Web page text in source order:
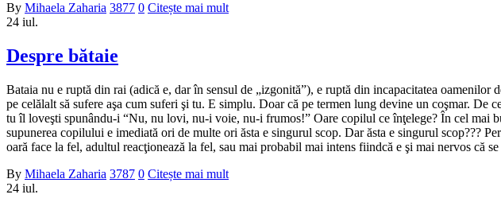
By Mihaela Zaharia 3877 0 Citește mai mult
24 iul.
Despre bătaie
Bataia nu e ruptă din rai (adică e, dar în sensul de „izgonită”), e ruptă din incapacitatea
pe celălalt să sufere aşa cum suferi şi tu. E simplu. Doar că pe termen lung devine un coşmar.
tu îl loveşti spunându-i “Nu, nu lovi, nu-i voie, nu-i frumos!” Oare copilul ce înţelege? În cel mai
supunerea copilului e imediată ori de multe ori ăsta e singurul scop. Dar ăsta e singurul scop???
oară face la fel, adultul reacţionează la fel, sau mai probabil mai intens fiindcă e şi mai nervos că se
By Mihaela Zaharia 3787 0 Citește mai mult
24 iul.